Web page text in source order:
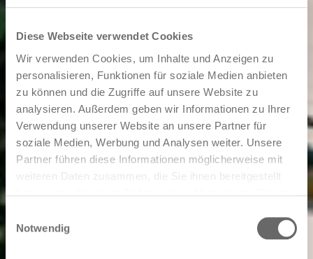
Diese Webseite verwendet Cookies
Wir verwenden Cookies, um Inhalte und Anzeigen zu
personalisieren, Funktionen für soziale Medien anbieten
zu können und die Zugriffe auf unsere Website zu
analysieren. Außerdem geben wir Informationen zu Ihrer
Verwendung unserer Website an unsere Partner für
soziale Medien, Werbung und Analysen weiter. Unsere
Partner führen diese Informationen möglicherweise mit
weiteren Daten zusammen, die Sie ihnen bereitgestellt
Notwendig